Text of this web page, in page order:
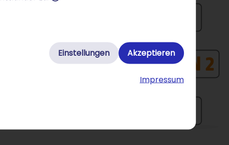
Einstellungen Akzeptieren
Impressum